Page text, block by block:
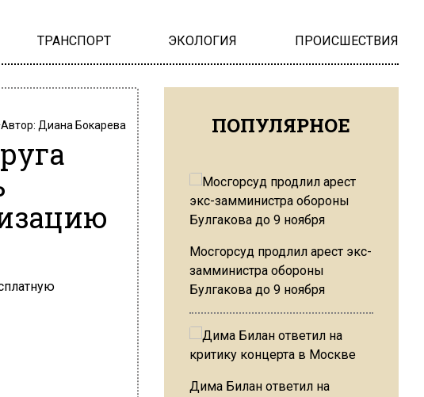
ТРАНСПОРТ ЭКОЛОГИЯ ПРОИСШЕСТВИЯ
Автор: Диана Бокарева ПОПУЛЯРНОЕ
Мосгорсуд продлил арест экс-
замминистра обороны
Булгакова до 9 ноября
Дима Билан ответил на